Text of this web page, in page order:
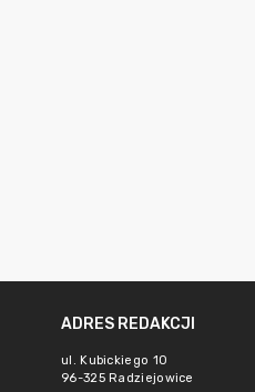
ADRES REDAKCJI
ul. Kubickiego 10
96-325 Radziejowice